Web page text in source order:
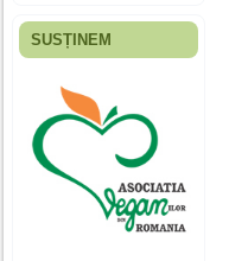
Fiica mea s-a nascut
ani, privind in urma
realizez cat de multe
greseli am facut in
educatia si cresterea
ei, am fost o mama
egoista, preocupata
de implinirea
profesionala, cand ea
era mica am neglijat-
SUSȚINEM